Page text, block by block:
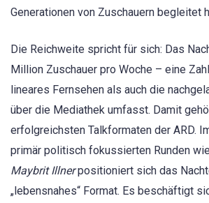
Generationen von Zuschauern begleitet
Die Reichweite spricht für sich: Das
Million Zuschauer pro Woche – eine
lineares Fernsehen als auch die
über die Mediathek umfasst. Damit
erfolgreichsten Talkformaten der ARD.
primär politisch fokussierten Runden wie
Maybrit Illnerpositioniert sich das
„lebensnahes“ Format. Es beschäftigt